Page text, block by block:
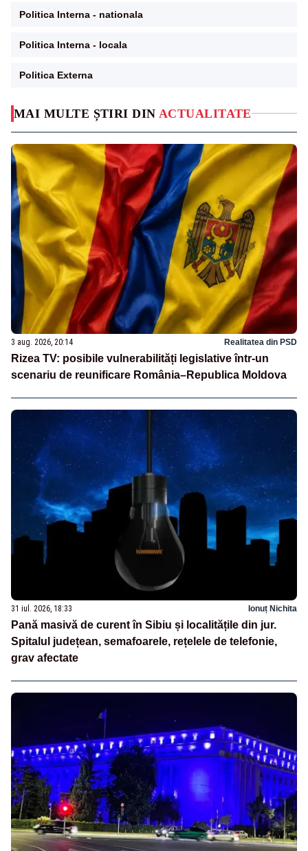
MAI MULTE ȘTIRI DIN ACTUALITATE
3 aug. 2026, 20:14 Realitatea din PSD
Rizea TV: posibile vulnerabilități legislative într-un
scenariu de reunificare România–Republica Moldova
31 iul. 2026, 18:33 Ionuț Nichita
Pană masivă de curent în Sibiu și localitățile din jur.
Spitalul județean, semafoarele, rețelele de telefonie,
grav afectate
Politica Interna - nationala
Politica Interna - locala
Politica Externa